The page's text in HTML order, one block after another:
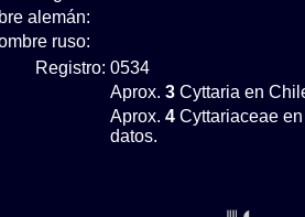
alemán:
ruso:
Registro: 0534
Aprox. 3 Cyttaria en
Aprox. 4 Cyttariaceae
datos.